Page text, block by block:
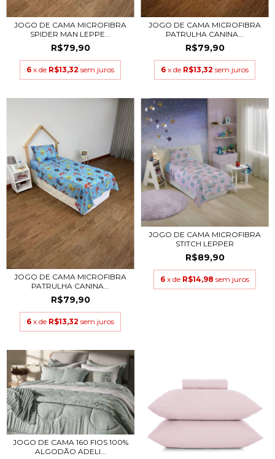
JOGO DE CAMA MICROFIBRA
SPIDER MAN LEPPE...
R$79,90
6 x de R$13,32 sem juros
JOGO DE CAMA MICROFIBRA
PATRULHA CANINA...
R$79,90
6 x de R$13,32 sem juros
JOGO DE CAMA MICROFIBRA
PATRULHA CANINA...
R$79,90
6 x de R$13,32 sem juros
JOGO DE CAMA MICROFIBRA
STITCH LEPPER
R$89,90
6 x de R$14,98 sem juros
JOGO DE CAMA 160 FIOS 100%
ALGODÃO ADELI...